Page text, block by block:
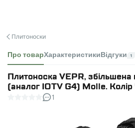
Плитоноски
Про товарХарактеристики Відгуки 1
Плитоноска VEPR, збільшена
(аналог IOTV G4) Molle.
1